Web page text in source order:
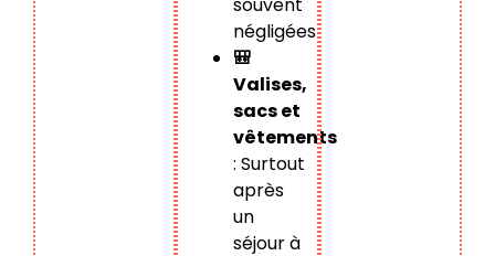
négligées
🎒
Valises,
sacs et
vêtements
: Surtout
après
un
séjour à